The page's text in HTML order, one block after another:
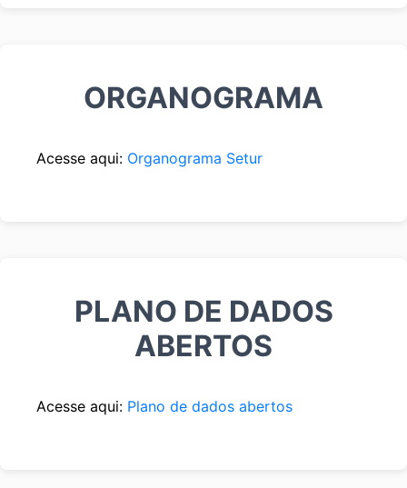
ORGANOGRAMA
Acesse aqui: Organograma Setur
PLANO DE DADOS
ABERTOS
Acesse aqui: Plano de dados abertos